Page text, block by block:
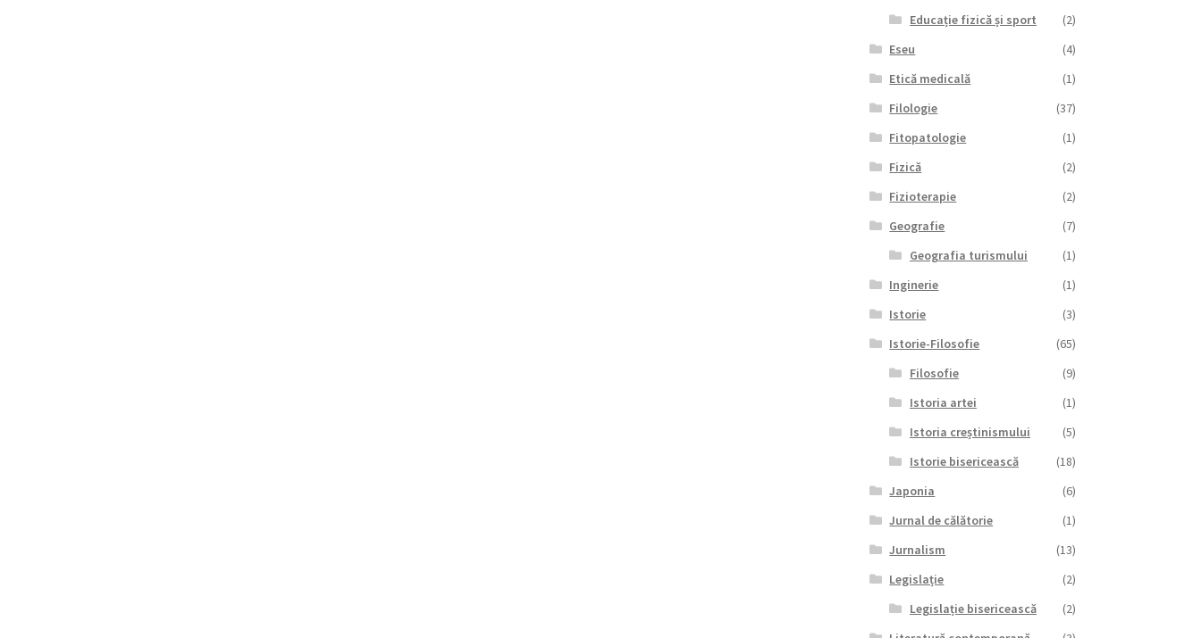
Educație fizică și sport
(2)
Eseu
(4)
Etică medicală
(1)
Filologie
(37)
Fitopatologie
(1)
Fizică
(2)
Fizioterapie
(2)
Geografie
(7)
Geografia turismului
(1)
Inginerie
(1)
Istorie
(3)
Istorie-Filosofie
(65)
Filosofie
(9)
Istoria artei
(1)
Istoria creștinismului
(5)
Istorie bisericească
(18)
Japonia
(6)
Jurnal de călătorie
(1)
Jurnalism
(13)
Legislație
(2)
Legislație bisericească
(2)